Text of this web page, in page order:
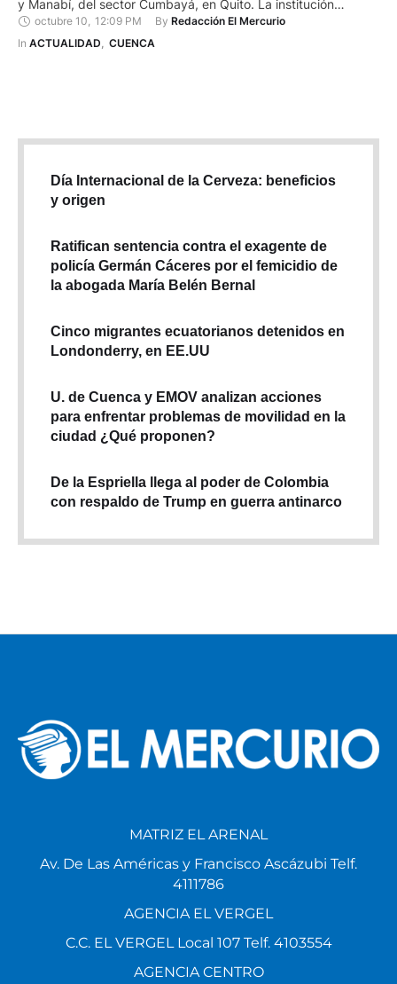
y Manabí, del sector Cumbayá, en Quito. La institución
informó que se trataba, presuntamente, de la explosión de un
tanque de gas en un local de comida. Personal de
octubre 10 12:09 PM By Redacción El Mercurio
In ACTUALIDAD, CUENCA
Día Internacional de la Cerveza: beneficios
y origen
Ratifican sentencia contra el exagente de
policía Germán Cáceres por el femicidio de
la abogada María Belén Bernal
Cinco migrantes ecuatorianos detenidos en
Londonderry, en EE.UU
U. de Cuenca y EMOV analizan acciones
para enfrentar problemas de movilidad en la
ciudad ¿Qué proponen?
De la Espriella llega al poder de Colombia
con respaldo de Trump en guerra antinarco
MATRIZ EL ARENAL
Av. De Las Américas y Francisco Ascázubi Telf.
4111786
AGENCIA EL VERGEL
C.C. EL VERGEL Local 107 Telf. 4103554
AGENCIA CENTRO